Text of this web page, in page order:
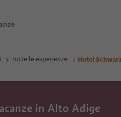
Tutte le esperienze Hotel
in Alto Adige